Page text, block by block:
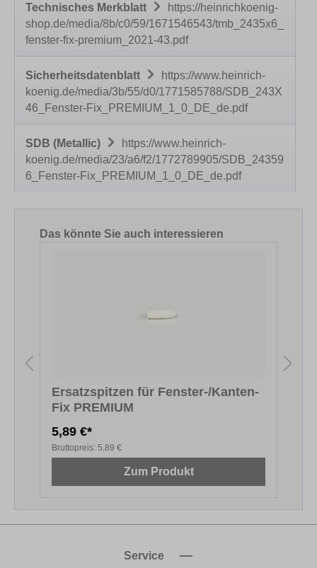
Technisches Merkblatt
https://heinrichkoenig-
shop.de/media/8b/c0/59/1671546543/tmb_2435x6_
fenster-fix-premium_2021-43.pdf
Sicherheitsdatenblatt
https://www.heinrich-
koenig.de/media/3b/55/d0/1771585788/SDB_243X
46_Fenster-Fix_PREMIUM_1_0_DE_de.pdf
SDB (Metallic)
https://www.heinrich-
koenig.de/media/23/a6/f2/1772789905/SDB_24359
6_Fenster-Fix_PREMIUM_1_0_DE_de.pdf
Produktgalerie überspringen
Das könnte Sie auch interessieren
Ersatzspitzen für Fenster-/Kanten-
Fix PREMIUM
5,89 €*
Bruttopreis: 5,89 €
Zum Produkt
Service